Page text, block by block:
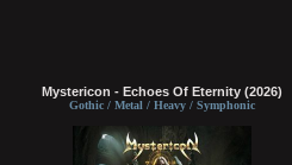
Mystericon - Echoes Of Eternity (2026)
Gothic / Metal / Heavy / Symphonic